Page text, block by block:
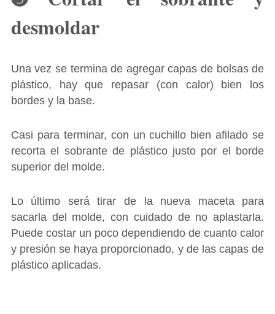
desmoldar
Una vez se termina de agregar capas de bolsas de
plástico, hay que repasar (con calor) bien los
bordes y la base.
Casi para terminar, con un cuchillo bien afilado se
recorta el sobrante de plástico justo por el borde
superior del molde.
Lo último será tirar de la nueva maceta para
sacarla del molde, con cuidado de no aplastarla.
Puede costar un poco dependiendo de cuanto calor
y presión se haya proporcionado, y de las capas de
plástico aplicadas.